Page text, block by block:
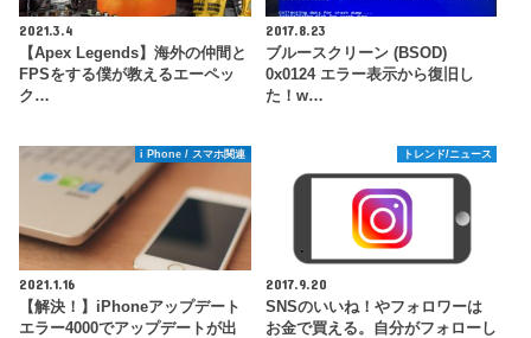
2021.3.4
【Apex Legends】海外の仲間と
FPSをする僕が教えるエーペッ
ク…
2017.8.23
ブルースクリーン (BSOD)
0x0124 エラー表示から復旧し
た！w…
i Phone / スマホ関連
2021.1.16
【解決！】iPhoneアップデート
エラー4000でアップデートが出
トレンド/ニュース
2017.9.20
SNSのいいね！やフォロワーは
お金で買える。自分がフォローし